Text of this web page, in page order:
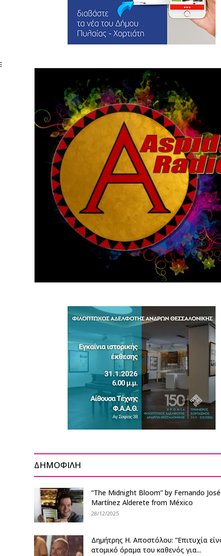
ΔΗΜΟΦΙΛΗ
“The Midnight Bloom” by Fernando José
Martínez Alderete from México
28/12/2025
Δημήτρης Η. Αποστόλου: “Επιτυχία
ατομικό όραμα του καθενός για...